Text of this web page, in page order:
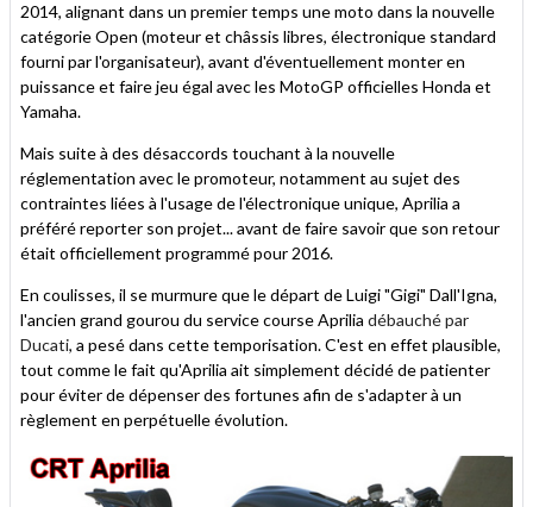
2014, alignant dans un premier temps une moto dans la nouvelle
catégorie Open (moteur et châssis libres, électronique standard
fourni par l'organisateur), avant d'éventuellement monter en
puissance et faire jeu égal avec les MotoGP officielles Honda et
Yamaha.
Mais suite à des désaccords touchant à la nouvelle
réglementation avec le promoteur, notamment au sujet des
contraintes liées à l'usage de l'électronique unique, Aprilia a
préféré reporter son projet... avant de faire savoir que son retour
était officiellement programmé pour 2016.
En coulisses, il se murmure que le départ de Luigi "Gigi" Dall'Igna,
l'ancien grand gourou du service course Aprilia débauché par
Ducati, a pesé dans cette temporisation. C'est en effet plausible,
tout comme le fait qu'Aprilia ait simplement décidé de patienter
pour éviter de dépenser des fortunes afin de s'adapter à un
règlement en perpétuelle évolution.